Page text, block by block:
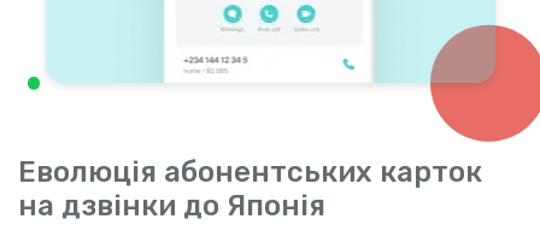
Еволюція абонентських карток
на дзвінки до Японія